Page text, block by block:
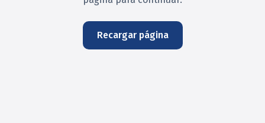
Recargar página